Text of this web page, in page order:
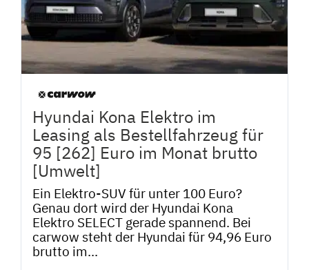
Hyundai Kona Elektro im
Leasing als Bestellfahrzeug für
95 [262] Euro im Monat brutto
[Umwelt]
Ein Elektro-SUV für unter 100 Euro?
Genau dort wird der Hyundai Kona
Elektro SELECT gerade spannend. Bei
carwow steht der Hyundai für 94,96 Euro
brutto im...